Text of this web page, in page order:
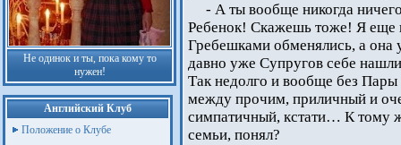
Не одинок и ты, пока кому то
нужен!
Английский Клуб
Положение о Клубе
- А ты вообще никогда
Ребенок! Скажешь тоже! Я еще
Гребешками обменялись, а она
давно уже Супругов себе
Так недолго и вообще без Пары
между прочим, приличный и
симпатичный, кстати… К тому
семьи, понял?